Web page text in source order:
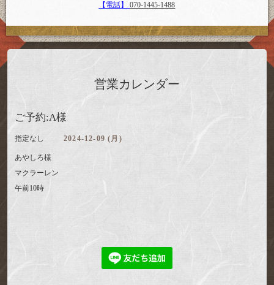
【電話】070-1445-1488
営業カレンダー
ご予約:A様
指定なし 2024-12-09 (月)
あやしろ様
マクラーレン
午前10時